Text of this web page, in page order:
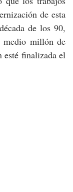
de esta
de los 90,
medio millón de
esté finalizada el